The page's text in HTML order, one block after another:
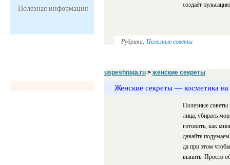
Полезная информация
создаёт
Рубрика: Полезные советы
uspeshnaja.ru> женские секреты
Женские секреты — косметика на
Полезные советы
лица, убирать
готовить, как
давайте
да при этом
выпить. Просто